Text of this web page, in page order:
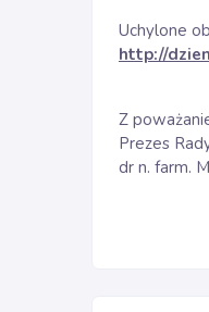
Uchylone
http://
Z
Prezes
dr n. farm.